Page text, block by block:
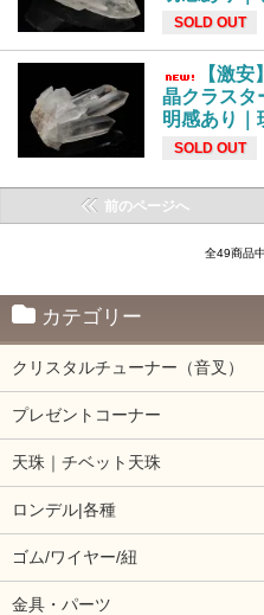
SOLD OUT
【激
晶クラスタ
明感あり｜
SOLD OUT
前のページへ
全49商品
カテゴリー
クリスタルチューナー（音叉）
プレゼントコーナー
天珠｜チベット天珠
ロンデル|各種
ゴム/ワイヤー/紐
金具・パーツ